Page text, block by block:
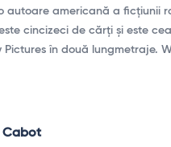
autoare americană a ficțiunii
cincizeci de cărți și este
în două lungmetraje.
Cabot